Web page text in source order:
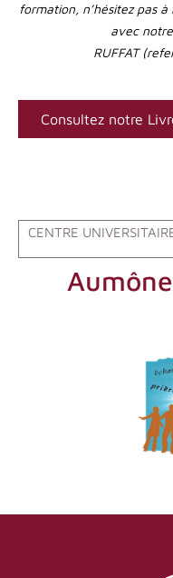
formation, n’hésitez pas
avec
RUFFAT
Consultez notre
CENTRE